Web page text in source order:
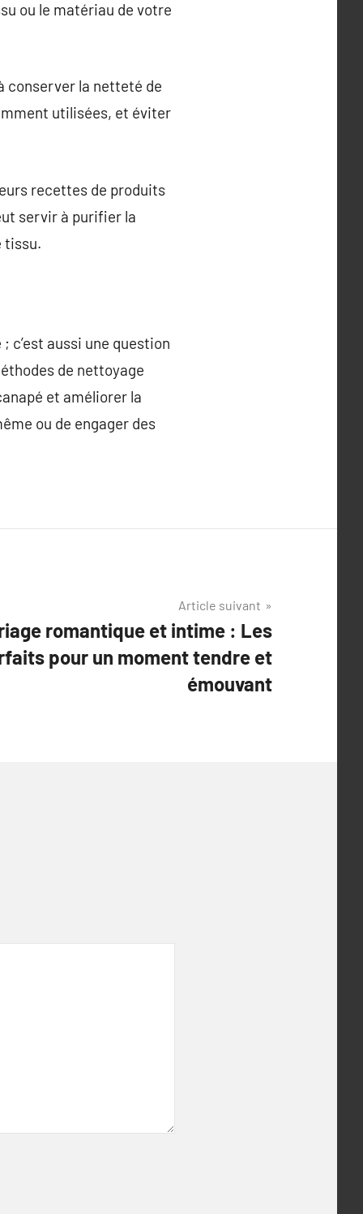
ou le matériau de votre
conserver la netteté de
utilisées, et éviter
recettes de produits
servir à purifier la
tissu.
c’est aussi une question
de nettoyage
et améliorer la
ou de engager des
Article suivant
romantique et intime : Les
pour un moment tendre et
émouvant